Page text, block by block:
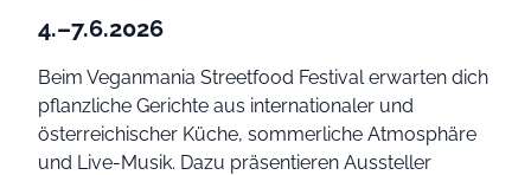
4.–7.6.2026
Beim Veganmania Streetfood Festival erwarten dich
pflanzliche Gerichte aus internationaler und
österreichischer Küche, sommerliche Atmosphäre
und Live-Musik. Dazu präsentieren Aussteller